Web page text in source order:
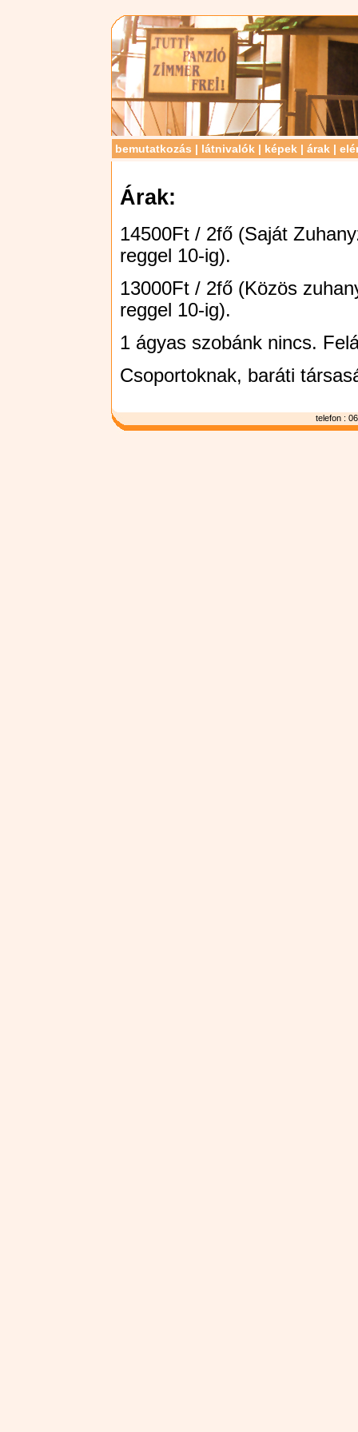
bemutatkozás | látnivalók | képek | árak |
Árak:
14500Ft / 2fő (Saját
reggel 10-ig).
13000Ft / 2fő (Közös
reggel 10-ig).
1 ágyas szobánk nincs.
Csoportoknak, baráti
telefon :